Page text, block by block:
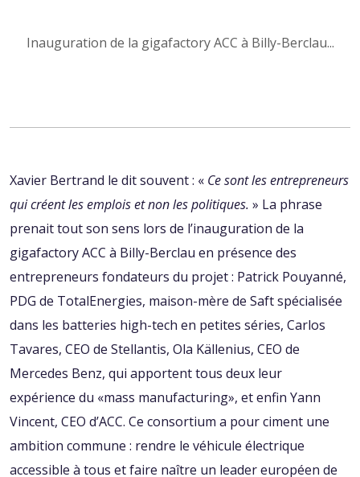
Inauguration de la gigafactory ACC à Billy-Berclau...
Xavier Bertrand le dit souvent : « Ce sont les entrepreneurs
qui créent les emplois et non les politiques. » La phrase
prenait tout son sens lors de l’inauguration de la
gigafactory ACC à Billy-Berclau en présence des
entrepreneurs fondateurs du projet : Patrick Pouyanné,
PDG de TotalEnergies, maison-mère de Saft spécialisée
dans les batteries high-tech en petites séries, Carlos
Tavares, CEO de Stellantis, Ola Källenius, CEO de
Mercedes Benz, qui apportent tous deux leur
expérience du «mass manufacturing», et enfin Yann
Vincent, CEO d’ACC. Ce consortium a pour ciment une
ambition commune : rendre le véhicule électrique
accessible à tous et faire naître un leader européen de